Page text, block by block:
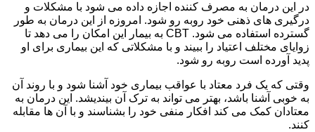
در این درمان به مصرف کننده اجازه داده می شود با مشکلات و
درگیری های ذهنی خود روبه رو شود. امروزه از این درمان به طور
گسترده استفاده می شود. CBT به بیمار این امکان را می دهد تا
زوایای مختلف اعتیاد را ببیند و با مشکلاتی که این بیماری برای او
پدید آورده است روبه رو شود.
وقتی که یک فرد معتاد با عواقب بیماری خود آشنا شود و با روند آن
به خوبی آشنا باشد، بهتر می تواند به ترک آن بیندیشد. این درمان به
معتادان کمک می کند افکار منفی خود را بشناسند و با آن ها مقابله
کنند.